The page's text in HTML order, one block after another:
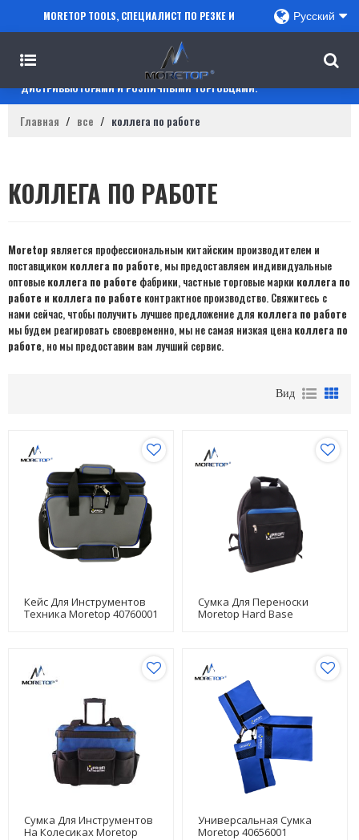
MORETOP TOOLS, СПЕЦИАЛИСТ ПО РЕЗКЕ И
СВЕРЛЕНИЮ, СОТРУДНИЧАЕТ С ПРОДАВЦАМИ
AMAZON, РЕГИОНАЛЬНЫМИ ОПТОВИКАМИ,
ДИСТРИБЬЮТОРАМИ И РОЗНИЧНЫМИ ТОРГОВЦАМИ.
Русский
Главная / все / коллега по работе
КОЛЛЕГА ПО РАБОТЕ
Moretop является профессиональным китайским производителем и
поставщиком коллега по работе, мы предоставляем индивидуальные
оптовые коллега по работе фабрики, частные торговые марки коллега по
работе и коллега по работе контрактное производство. Свяжитесь с
нами сейчас, чтобы получить лучшее предложение для коллега по работе
мы будем реагировать своевременно, мы не самая низкая цена коллега по
работе, но мы предоставим вам лучший сервис.
Вид
Кейс Для Инструментов
Техника Moretop 40760001
Сумка Для Переноски
Moretop Hard Base
Сумка Для Инструментов
На Колесиках Moretop
Универсальная Сумка
Moretop 40656001